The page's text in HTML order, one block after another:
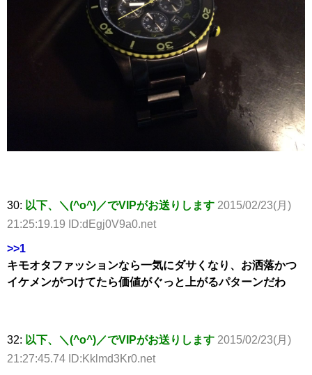
30: 以下、＼(^o^)／でVIPがお送りします 2015/02/23(月)
21:25:19.19 ID:dEgj0V9a0.net
>>1
キモオタファッションなら一気にダサくなり、お洒落かつ
イケメンがつけてたら価値がぐっと上がるパターンだわ
32: 以下、＼(^o^)／でVIPがお送りします 2015/02/23(月)
21:27:45.74 ID:Kklmd3Kr0.net